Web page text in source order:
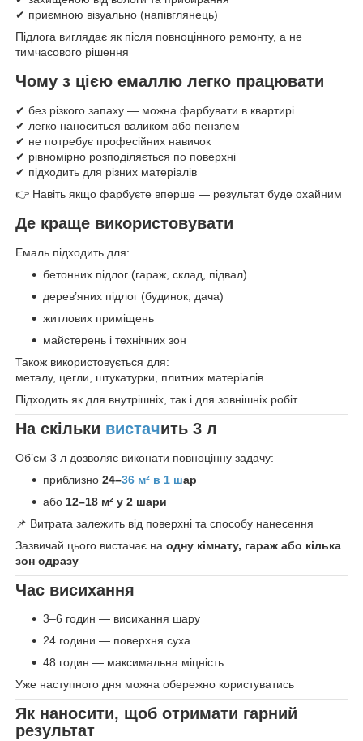
✔ приємною візуально (напівглянець)
Підлога виглядає як після повноцінного ремонту, а не
тимчасового рішення
Чому з цією емаллю легко працювати
✔ без різкого запаху — можна фарбувати в квартирі
✔ легко наноситься валиком або пензлем
✔ не потребує професійних навичок
✔ рівномірно розподіляється по поверхні
✔ підходить для різних матеріалів
👉 Навіть якщо фарбуєте вперше — результат буде охайним
Де краще використовувати
Емаль підходить для:
бетонних підлог (гараж, склад, підвал)
дерев’яних підлог (будинок, дача)
житлових приміщень
майстерень і технічних зон
Також використовується для:
металу, цегли, штукатурки, плитних матеріалів
Підходить як для внутрішніх, так і для зовнішніх робіт
На скільки вистачить 3 л
Об’єм 3 л дозволяє виконати повноцінну задачу:
приблизно 24–36 м² в 1 шар
або 12–18 м² у 2 шари
📌 Витрата залежить від поверхні та способу нанесення
Зазвичай цього вистачає на одну кімнату, гараж або кілька
зон одразу
Час висихання
3–6 годин — висихання шару
24 години — поверхня суха
48 годин — максимальна міцність
Уже наступного дня можна обережно користуватись
Як наносити, щоб отримати гарний
результат